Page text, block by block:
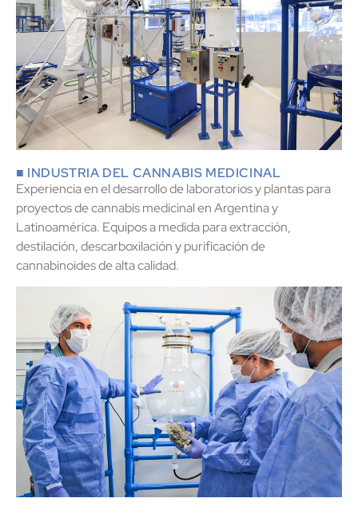
■ INDUSTRIA DEL CANNABIS MEDICINAL
Experiencia en el desarrollo de laboratorios y plantas para
proyectos de cannabis medicinal en Argentina y
Latinoamérica. Equipos a medida para extracción,
destilación, descarboxilación y purificación de
cannabinoides de alta calidad.